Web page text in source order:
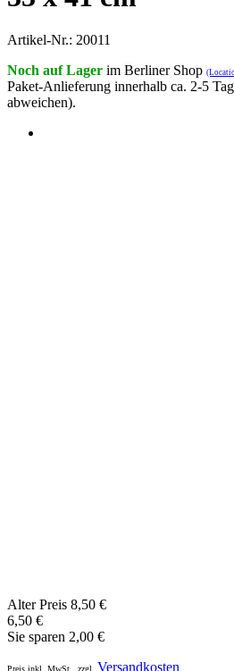
Artikel-Nr.: 20011
Noch auf Lager im Berliner Shop
Paket-Anlieferung innerhalb ca. 2-5
abweichen).
Alter Preis 8,50 €
6,50 €
Sie sparen 2,00 €
Preis inkl. MwSt., zzgl. Versandkosten